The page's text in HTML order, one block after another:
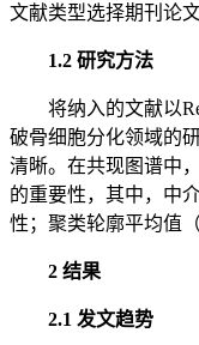
文献类型选择期刊论
1.2 研究方法
将纳入的文献以
破骨细胞分化领域的
清晰。在共现图谱中
的重要性，其中，中
性；聚类轮廓平均值
2 结果
2.1 发文趋势